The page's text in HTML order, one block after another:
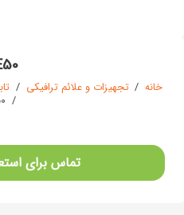
خانه / تجهیزات و علائم ترافیکی /
/
تماس برای